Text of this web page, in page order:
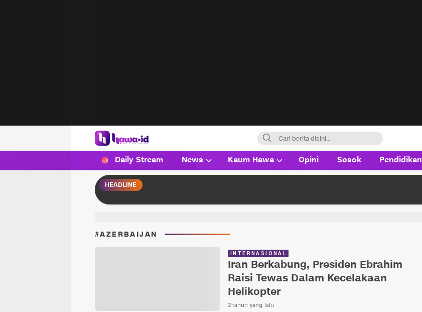
HAWA
Haluan Wanita Indonesia
Daily Stream News Kaum Hawa Opini Sosok Pendidikan
HEADLINE
#AZERBAIJAN
INTERNASIONAL
Iran Berkabung, Presiden Ebrahim
Raisi Tewas Dalam Kecelakaan
Helikopter
2 tahun yang lalu